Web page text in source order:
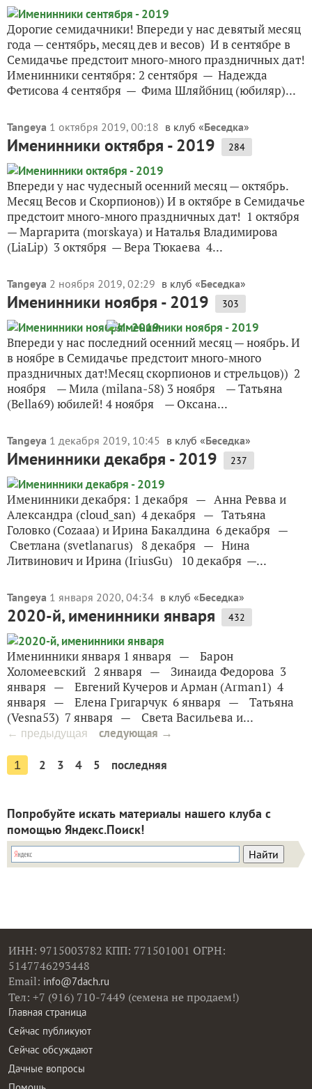
Дорогие семидачники! Впереди у нас девятый месяц
года — сентябрь, месяц дев и весов) И в сентябре в
Семидачье предстоит много-много праздничных дат!
Именинники сентября: 2 сентября — Надежда
Фетисова 4 сентября — Фима Шляйбниц (юбиляр)...
Tangeya 1 октября 2019, 00:18 в клуб «Беседка»
Именинники октября - 2019 284
Впереди у нас чудесный осенний месяц — октябрь.
Месяц Весов и Скорпионов)) И в октябре в Семидачье
предстоит много-много праздничных дат! 1 октября
— Маргарита (morskaya) и Наталья Владимирова
(LiaLip) 3 октября — Вера Тюкаева 4...
Tangeya 2 ноября 2019, 02:29 в клуб «Беседка»
Именинники ноября - 2019 303
Впереди у нас последний осенний месяц — ноябрь. И
в ноябре в Семидачье предстоит много-много
праздничных дат!Месяц скорпионов и стрельцов)) 2
ноября — Мила (milana-58) 3 ноября — Татьяна
(Bella69) юбилей! 4 ноября — Оксана...
Tangeya 1 декабря 2019, 10:45 в клуб «Беседка»
Именинники декабря - 2019 237
Именинники декабря: 1 декабря — Анна Ревва и
Александра (cloud_san) 4 декабря — Татьяна
Головко (Cozaaa) и Ирина Бакалдина 6 декабря —
Светлана (svetlanarus) 8 декабря — Нина
Литвинович и Ирина (IriusGu) 10 декабря —...
Tangeya 1 января 2020, 04:34 в клуб «Беседка»
2020-й, именинники января 432
Именинники января 1 января — Барон
Холомеевский 2 января — Зинаида Федорова 3
января — Евгений Кучеров и Арман (Arman1) 4
января — Елена Григарчук 6 января — Татьяна
(Vesna53) 7 января — Света Васильева и...
← предыдущая следующая →
1 2 3 4 5 последняя
Попробуйте искать материалы нашего клуба с
помощью Яндекс.Поиск!
ИНН: 9715003782 КПП: 771501001 ОГРН:
5147746293448
Email: info@7dach.ru
Тел: +7 (916) 710-7449 (семена не продаем!)
Главная страница
Сейчас публикуют
Сейчас обсуждают
Дачные вопросы